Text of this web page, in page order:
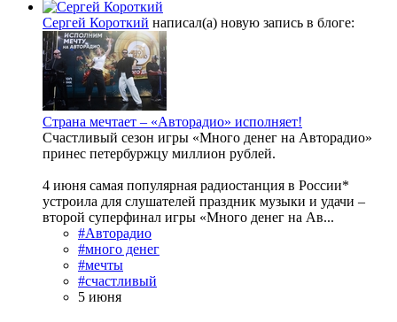
Сергей Короткий написал(а) новую запись в блоге:
Страна мечтает – «Авторадио» исполняет!
Счастливый сезон игры «Много денег на Авторадио»
принес петербуржцу миллион рублей.
4 июня самая популярная радиостанция в России*
устроила для слушателей праздник музыки и удачи –
второй суперфинал игры «Много денег на Ав...
#Авторадио
#много денег
#мечты
#счастливый
5 июня